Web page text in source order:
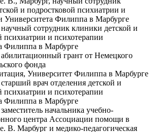
и подростковой психиатрии и
Университета Филиппа в Марбурге
научный сотрудник клиники детской и
психиатрии и психотерапии
Филиппа в Марбурге
абилитационный грант от Немецкого
фонда
Университет Филиппа в Марбурге
врач отделения детской и
психиатрии и психотерапии
Филиппа в Марбурге
начальника учебно-
центра Ассоциации помощи в
В. Марбург и медико-педагогическая